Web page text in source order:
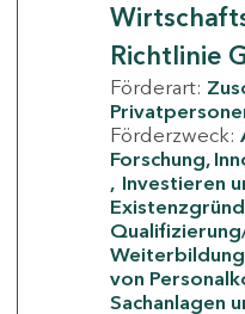
Richtlinie
Förderart:
Förderzweck:
Forschung,
Investieren
von
Sachanlagen